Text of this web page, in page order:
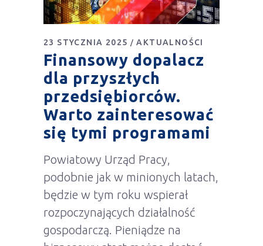
23 STYCZNIA 2025 AKTUALNOŚCI
Finansowy dopalacz
dla przyszłych
przedsiębiorców.
Warto zainteresować
się tymi programami
Powiatowy Urząd Pracy,
podobnie jak w minionych latach,
będzie w tym roku wspierał
rozpoczynających działalność
gospodarczą. Pieniądze na